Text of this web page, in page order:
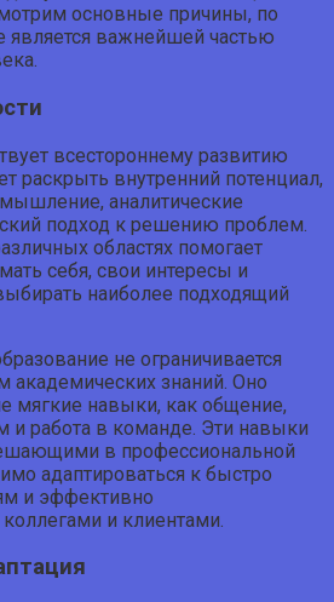
основные причины, по
является важнейшей частью
всестороннему развитию
раскрыть внутренний потенциал,
аналитические
подход к решению проблем.
областях помогает
себя, свои интересы и
наиболее подходящий
не ограничивается
академических знаний. Оно
мягкие навыки, как общение,
и работа в команде. Эти навыки
в профессиональной
адаптироваться к быстро
и эффективно
и клиентами.